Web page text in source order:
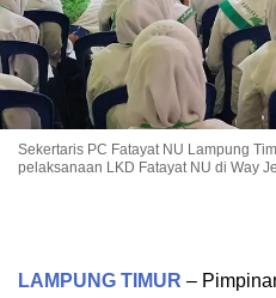
Sekertaris PC Fatayat NU Lampung
pelaksanaan LKD Fatayat NU di Way
LAMPUNG TIMUR –